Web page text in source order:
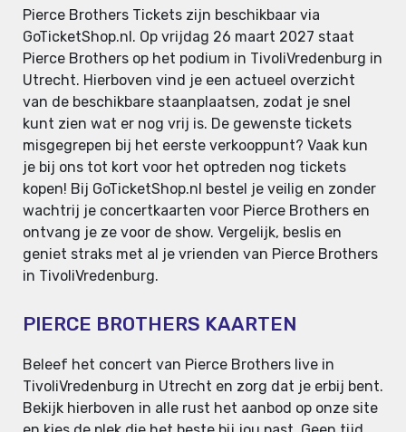
Pierce Brothers Tickets zijn beschikbaar via
GoTicketShop.nl. Op vrijdag 26 maart 2027 staat
Pierce Brothers op het podium in TivoliVredenburg in
Utrecht. Hierboven vind je een actueel overzicht
van de beschikbare staanplaatsen, zodat je snel
kunt zien wat er nog vrij is. De gewenste tickets
misgegrepen bij het eerste verkooppunt? Vaak kun
je bij ons tot kort voor het optreden nog tickets
kopen! Bij GoTicketShop.nl bestel je veilig en zonder
wachtrij je concertkaarten voor Pierce Brothers en
ontvang je ze voor de show. Vergelijk, beslis en
geniet straks met al je vrienden van Pierce Brothers
in TivoliVredenburg.
PIERCE BROTHERS KAARTEN
Beleef het concert van Pierce Brothers live in
TivoliVredenburg in Utrecht en zorg dat je erbij bent.
Bekijk hierboven in alle rust het aanbod op onze site